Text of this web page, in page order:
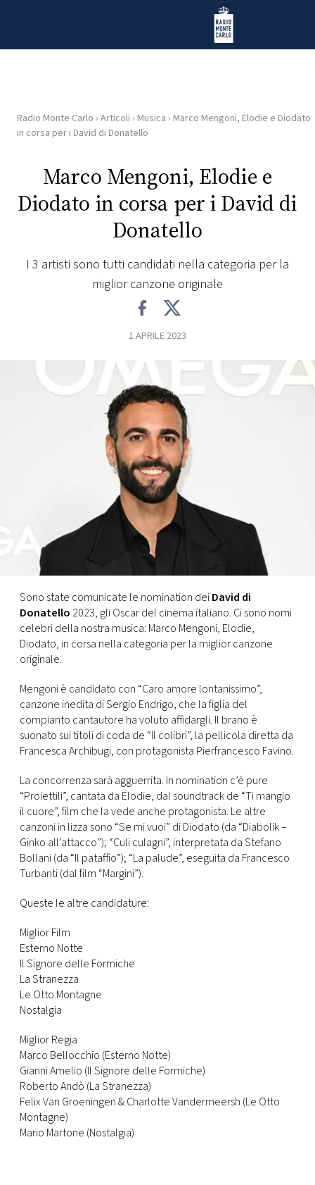
Radio Monte Carlo
HOME
RADIO
WEB
PLAYLIST
CONCORSI
PRINCIPATO
MONACO
RMC
CONSIGLIA
Radio Monte Carlo › Articoli › Musica › Marco Mengoni, Elodie e Diodato
in corsa per i David di Donatello
Marco Mengoni, Elodie e
Diodato in corsa per i David di
Donatello
I 3 artisti sono tutti candidati nella categoria per la
miglior canzone originale
1 APRILE 2023
Sono state comunicate le nomination deiDavid di
Donatello 2023, gli Oscar del cinema italiano. Ci sono nomi
celebri della nostra musica: Marco Mengoni, Elodie,
Diodato, in corsa nella categoria per la miglior canzone
originale.
Mengoni è candidato con “Caro amore lontanissimo”,
canzone inedita di Sergio Endrigo, che la figlia del
compianto cantautore ha voluto affidargli. Il brano è
suonato sui titoli di coda de “Il colibrì”, la pellicola diretta da
Francesca Archibugi, con protagonista Pierfrancesco Favino.
La concorrenza sarà agguerrita. In nomination c’è pure
“Proiettili”, cantata da Elodie, dal soundtrack de “Ti mangio
il cuore”, film che la vede anche protagonista. Le altre
canzoni in lizza sono “Se mi vuoi” di Diodato (da “Diabolik –
Ginko all’attacco”); “Culi culagni”, interpretata da Stefano
Bollani (da “Il pataffio”); “La palude”, eseguita da Francesco
Turbanti (dal film “Margini”).
Queste le altre candidature:
Miglior Film
Esterno Notte
Il Signore delle Formiche
La Stranezza
Le Otto Montagne
Nostalgia
Miglior Regia
Marco Bellocchio (Esterno Notte)
Gianni Amelio (Il Signore delle Formiche)
Roberto Andò (La Stranezza)
Felix Van Groeningen & Charlotte Vandermeersh (Le Otto
Montagne)
Mario Martone (Nostalgia)